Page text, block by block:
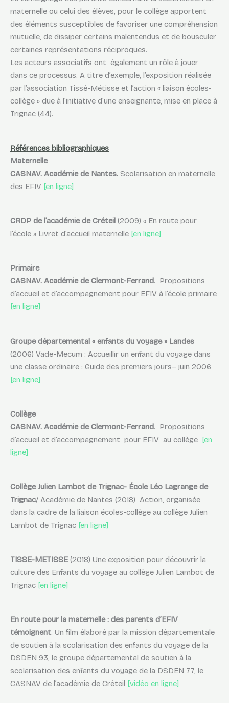
maternelle ou celui des élèves, pour le collège apportent
des éléments susceptibles de favoriser une compréhension
mutuelle, de dissiper certains malentendus et de bousculer
certaines représentations réciproques.
Les acteurs associatifs ont également un rôle à jouer
dans ce processus. A titre d’exemple, l’exposition réalisée
par l’association Tissé-Métisse et l’action « liaison écoles-
collège » due à l’initiative d’une enseignante, mise en place à
Trignac (44).
Références bibliographiques
Maternelle
CASNAV. Académie de Nantes. Scolarisation en maternelle
des EFIV [en ligne]
CRDP de l’académie de Créteil (2009) « En route pour
l’école » Livret d’accueil maternelle [en ligne]
Primaire
CASNAV. Académie de Clermont-Ferrand. Propositions
d’accueil et d’accompagnement pour EFIV à l’école primaire
[en ligne]
Groupe départemental « enfants du voyage » Landes
(2006) Vade-Mecum : Accueillir un enfant du voyage dans
une classe ordinaire : Guide des premiers jours– juin 2006
[en ligne]
Collège
CASNAV. Académie de Clermont-Ferrand. Propositions
d’accueil et d’accompagnement pour EFIV au collège [en
ligne]
Collège Julien Lambot de Trignac- École Léo Lagrange de
Trignac/ Académie de Nantes (2018) Action, organisée
dans la cadre de la liaison écoles-collège au collège Julien
Lambot de Trignac [en ligne]
TISSE-METISSE(2018) Une exposition pour découvrir la
culture des Enfants du voyage au collège Julien Lambot de
Trignac [en ligne]
En route pour la maternelle : des parents d’EFIV
témoignent. Un film élaboré par la mission départementale
de soutien à la scolarisation des enfants du voyage de la
DSDEN 93, le groupe départemental de soutien à la
scolarisation des enfants du voyage de la DSDEN 77, le
CASNAV de l’académie de Créteil [vidéo en ligne]